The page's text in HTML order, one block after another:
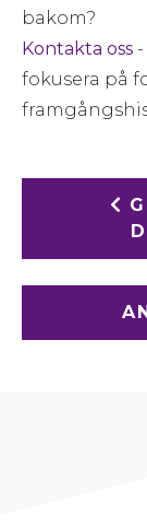
bakom?
Kontakta oss
fokusera på